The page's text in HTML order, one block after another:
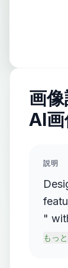
画
AI
説明
"
もっ